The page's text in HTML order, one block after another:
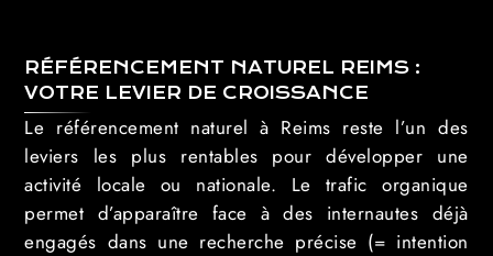
RÉFÉRENCEMENT NATUREL REIMS :
VOTRE LEVIER DE CROISSANCE
Le référencement naturel à Reims reste l’un des
leviers les plus rentables pour développer une
activité locale ou nationale. Le trafic organique
permet d’apparaître face à des internautes déjà
engagés dans une recherche précise (= intention